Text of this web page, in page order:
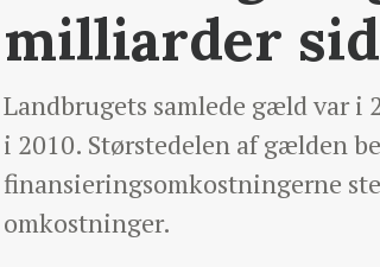
milliarder
Landbrugets samlede gæld var i
i 2010. Størstedelen af gælden
finansieringsomkostningerne
omkostninger.